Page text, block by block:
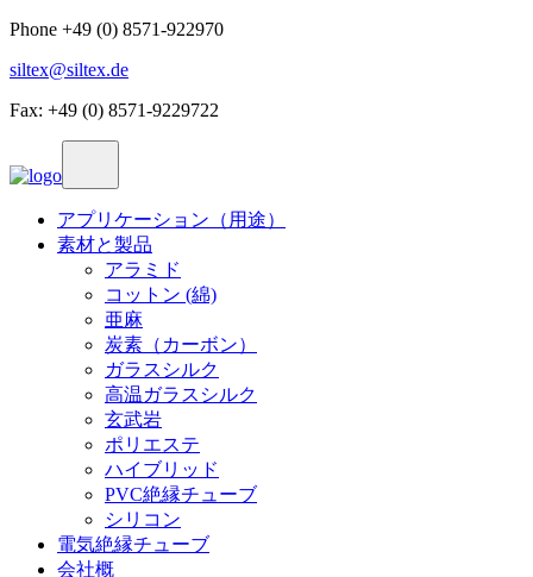
Phone +49 (0) 8571-922970
siltex@siltex.de
Fax: +49 (0) 8571-9229722
アプリケーション（用途）
素材と製品
アラミド
コットン (綿)
亜麻
炭素（カーボン）
ガラスシルク
高温ガラスシルク
玄武岩
ポリエステ
ハイブリッド
PVC絶縁チューブ
シリコン
電気絶縁チューブ
会社概